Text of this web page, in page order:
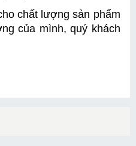
chất lượng sản phẩm
của mình, quý khách